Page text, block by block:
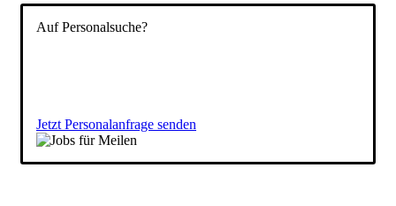
Auf Personalsuche?
Jetzt Personalanfrage senden